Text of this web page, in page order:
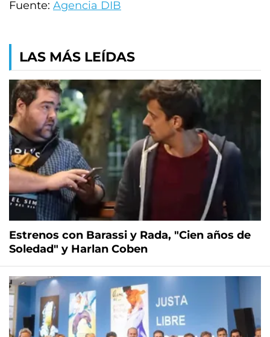
Fuente: Agencia DIB
LAS MÁS LEÍDAS
Estrenos con Barassi y Rada, "Cien años de
Soledad" y Harlan Coben